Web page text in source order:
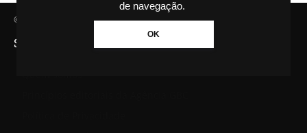
de navegação.
OK
© Agência GBC. Aqui tem notícia. Todos os direitos reservados.
SAIBA MAIS SOBRE A AGÊNCIA GBC